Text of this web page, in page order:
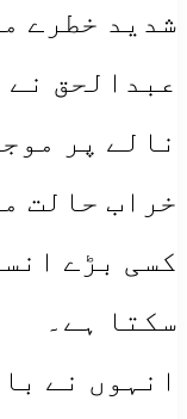
شدید خطرے
عبدالحق
نالے پر
خراب حالت
کسی بڑے
سکتا ہے۔
انہوں نے